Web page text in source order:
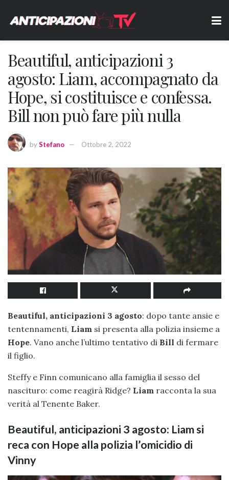
Beautiful, anticipazioni 3
agosto: Liam, accompagnato da
Hope, si costituisce e confessa.
Bill non può fare più nulla
byStefano Ottobre 2, 2022
Beautiful, anticipazioni 3 agosto: dopo tante ansie e
tentennamenti, Liam si presenta alla polizia insieme a
Hope. Vano anche l’ultimo tentativo di Bill di fermare
il figlio.
Steffy e Finn comunicano alla famiglia il sesso del
nascituro: come reagirà Ridge? Liam racconta la sua
verità al Tenente Baker.
Beautiful, anticipazioni 3 agosto: Liam si
reca con Hope alla polizia l’omicidio di
Vinny